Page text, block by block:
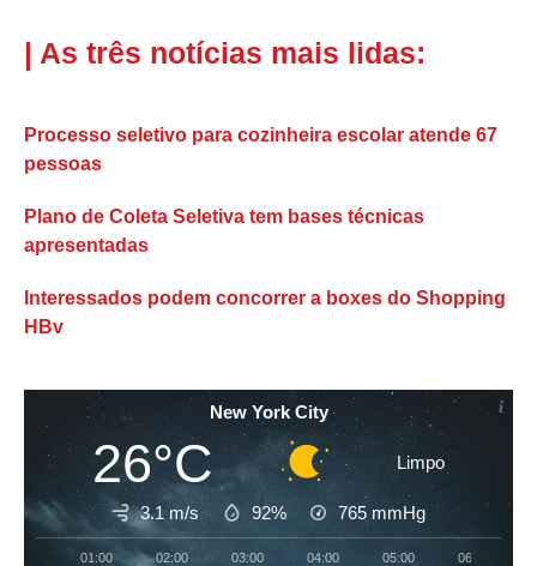
| As três notícias mais lidas:
Processo seletivo para cozinheira escolar atende 67
pessoas
Plano de Coleta Seletiva tem bases técnicas
apresentadas
Interessados podem concorrer a boxes do Shopping
HBv
New York City
26°C Limpo
3.1 m/s 92% 765 mmHg
01:00 02:00 03:00 04:00 05:00 06:00